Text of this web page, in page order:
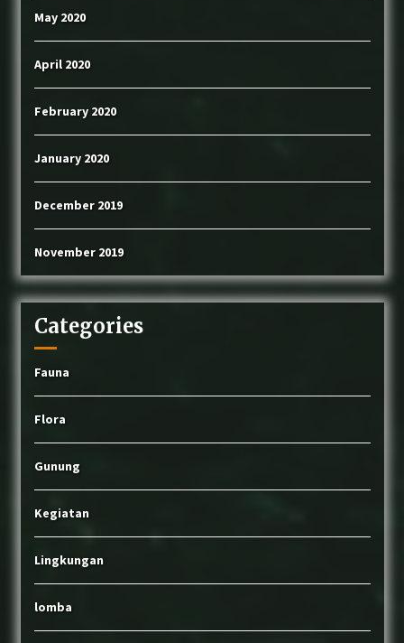
May 2020
April 2020
February 2020
January 2020
December 2019
November 2019
Categories
Fauna
Flora
Gunung
Kegiatan
Lingkungan
lomba